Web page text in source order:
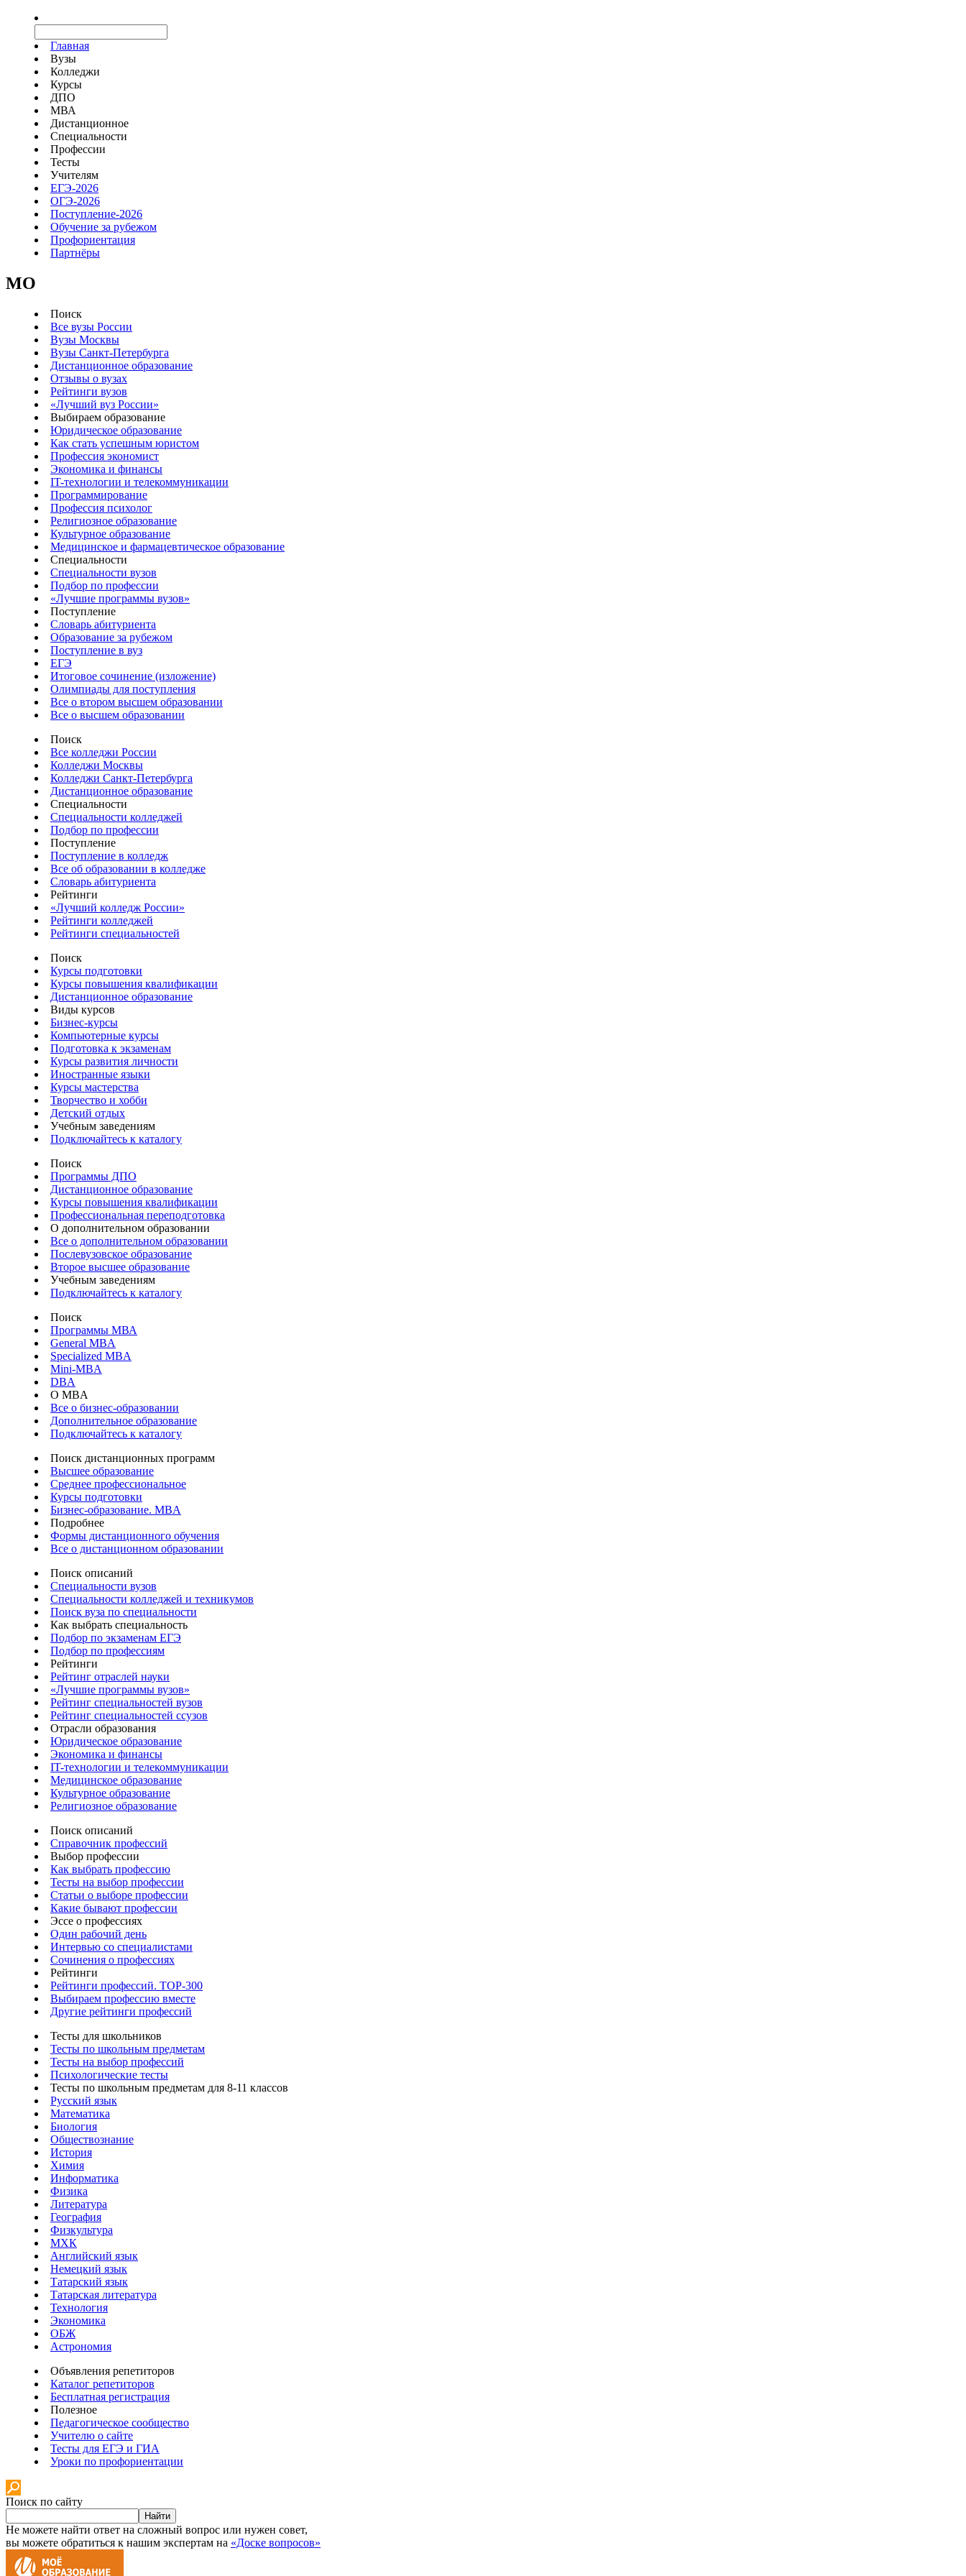
Главная
Вузы
Колледжи
Курсы
ДПО
МВА
Дистанционное
Специальности
Профессии
Тесты
Учителям
ЕГЭ-2026
ОГЭ-2026
Поступление-2026
Обучение за рубежом
Профориентация
Партнёры
MO
Поиск
Все вузы России
Вузы Москвы
Вузы Санкт-Петербурга
Дистанционное образование
Отзывы о вузах
Рейтинги вузов
«Лучший вуз России»
Выбираем образование
Юридическое образование
Как стать успешным юристом
Профессия экономист
Экономика и финансы
IT-технологии и телекоммуникации
Программирование
Профессия психолог
Религиозное образование
Культурное образование
Медицинское и фармацевтическое образование
Специальности
Специальности вузов
Подбор по профессии
«Лучшие программы вузов»
Поступление
Словарь абитуриента
Образование за рубежом
Поступление в вуз
ЕГЭ
Итоговое сочинение (изложение)
Олимпиады для поступления
Все о втором высшем образовании
Все о высшем образовании
Поиск
Все колледжи России
Колледжи Москвы
Колледжи Санкт-Петербурга
Дистанционное образование
Специальности
Специальности колледжей
Подбор по профессии
Поступление
Поступление в колледж
Все об образовании в колледже
Словарь абитуриента
Рейтинги
«Лучший колледж России»
Рейтинги колледжей
Рейтинги специальностей
Поиск
Курсы подготовки
Курсы повышения квалификации
Дистанционное образование
Виды курсов
Бизнес-курсы
Компьютерные курсы
Подготовка к экзаменам
Курсы развития личности
Иностранные языки
Курсы мастерства
Творчество и хобби
Детский отдых
Учебным заведениям
Подключайтесь к каталогу
Поиск
Программы ДПО
Дистанционное образование
Курсы повышения квалификации
Профессиональная переподготовка
О дополнительном образовании
Все о дополнительном образовании
Послевузовское образование
Второе высшее образование
Учебным заведениям
Подключайтесь к каталогу
Поиск
Программы МВА
General MBA
Specialized MBA
Mini-MBA
DBA
О MBA
Все о бизнес-образовании
Дополнительное образование
Подключайтесь к каталогу
Поиск дистанционных программ
Высшее образование
Среднее профессиональное
Курсы подготовки
Бизнес-образование. MBA
Подробнее
Формы дистанционного обучения
Все о дистанционном образовании
Поиск описаний
Специальности вузов
Специальности колледжей и техникумов
Поиск вуза по специальности
Как выбрать специальность
Подбор по экзаменам ЕГЭ
Подбор по профессиям
Рейтинги
Рейтинг отраслей науки
«Лучшие программы вузов»
Рейтинг специальностей вузов
Рейтинг специальностей ссузов
Отрасли образования
Юридическое образование
Экономика и финансы
IT-технологии и телекоммуникации
Медицинское образование
Культурное образование
Религиозное образование
Поиск описаний
Справочник профессий
Выбор профессии
Как выбрать профессию
Тесты на выбор профессии
Статьи о выборе профессии
Какие бывают профессии
Эссе о профессиях
Один рабочий день
Интервью со специалистами
Сочинения о профессиях
Рейтинги
Рейтинги профессий. TOP-300
Выбираем профессию вместе
Другие рейтинги профессий
Тесты для школьников
Тесты по школьным предметам
Тесты на выбор профессий
Психологические тесты
Тесты по школьным предметам для 8-11 классов
Русский язык
Математика
Биология
Обществознание
История
Химия
Информатика
Физика
Литература
География
Физкультура
МХК
Английский язык
Немецкий язык
Татарский язык
Татарская литература
Технология
Экономика
ОБЖ
Астрономия
Объявления репетиторов
Каталог репетиторов
Бесплатная регистрация
Полезное
Педагогическое сообщество
Учителю о сайте
Тесты для ЕГЭ и ГИА
Уроки по профориентации
Поиск по сайту
Найти
Не можете найти ответ на сложный вопрос или нужен совет,
вы можете обратиться к нашим экспертам на «Доске вопросов»